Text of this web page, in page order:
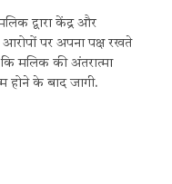
द्वारा केंद्र और
आरोपों पर अपना पक्ष रखते
मलिक की अंतरात्मा
होने के बाद जागी.